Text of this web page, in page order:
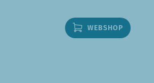
WEBSHOP